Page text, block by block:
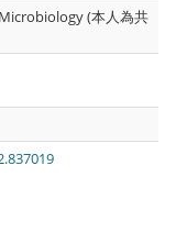
(本人為共